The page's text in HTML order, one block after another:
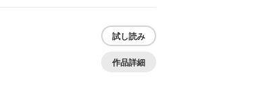
試し読み
作品詳細